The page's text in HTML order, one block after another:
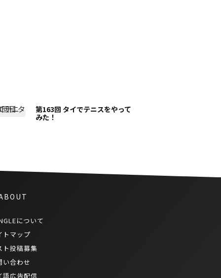
第163回 タイでテニスをやって
みた！
について
トマップ
ト投稿募集
い合わせ
語広告配信